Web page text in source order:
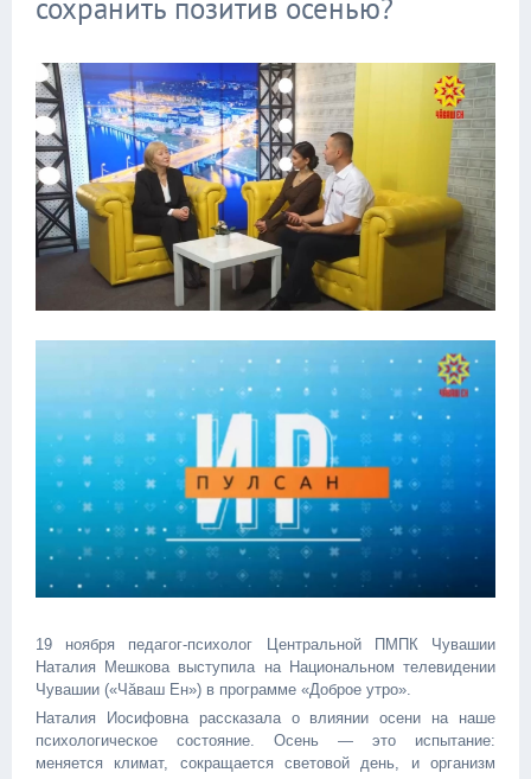
сохранить позитив осенью?
19 ноября педагог-психолог Центральной ПМПК Чувашии
Наталия Мешкова выступила на Национальном телевидении
Чувашии («Чăваш Ен») в программе «Доброе утро».
Наталия Иосифовна рассказала о влиянии осени на наше
психологическое состояние. Осень — это испытание:
меняется климат, сокращается световой день, и организм